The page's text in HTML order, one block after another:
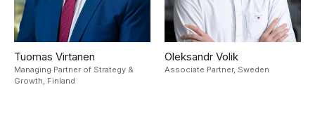
Tuomas Virtanen
Managing Partner of Strategy &
Growth, Finland
Oleksandr Volik
Associate Partner, Sweden